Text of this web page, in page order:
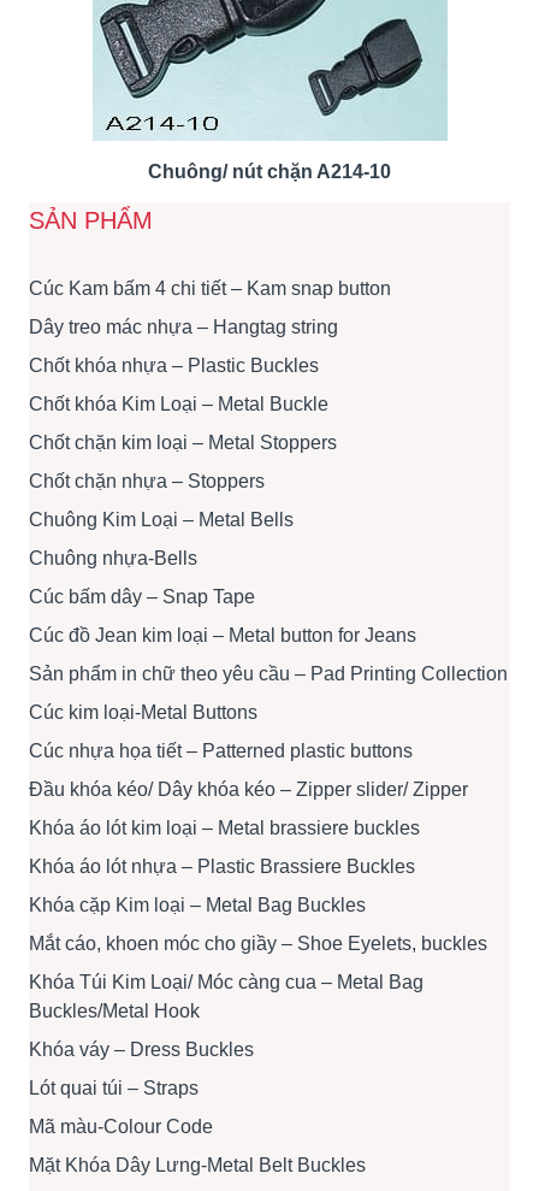
Chuông/ nút chặn A214-10
SẢN PHẨM
Cúc Kam bấm 4 chi tiết – Kam snap button
Dây treo mác nhựa – Hangtag string
Chốt khóa nhựa – Plastic Buckles
Chốt khóa Kim Loại – Metal Buckle
Chốt chặn kim loại – Metal Stoppers
Chốt chặn nhựa – Stoppers
Chuông Kim Loại – Metal Bells
Chuông nhựa-Bells
Cúc bấm dây – Snap Tape
Cúc đồ Jean kim loại – Metal button for Jeans
Sản phẩm in chữ theo yêu cầu – Pad Printing Collection
Cúc kim loại-Metal Buttons
Cúc nhựa họa tiết – Patterned plastic buttons
Đầu khóa kéo/ Dây khóa kéo – Zipper slider/ Zipper
Khóa áo lót kim loại – Metal brassiere buckles
Khóa áo lót nhựa – Plastic Brassiere Buckles
Khóa cặp Kim loại – Metal Bag Buckles
Mắt cáo, khoen móc cho giầy – Shoe Eyelets, buckles
Khóa Túi Kim Loại/ Móc càng cua – Metal Bag
Buckles/Metal Hook
Khóa váy – Dress Buckles
Lót quai túi – Straps
Mã màu-Colour Code
Mặt Khóa Dây Lưng-Metal Belt Buckles